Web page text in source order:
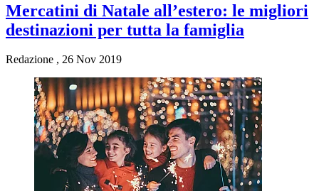
Mercatini di Natale all’estero: le migliori
destinazioni per tutta la famiglia
Redazione , 26 Nov 2019